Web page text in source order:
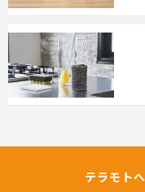
テラモト